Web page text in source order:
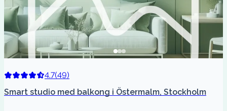
4.7(49)
Smart studio med balkong i Östermalm, Stockholm